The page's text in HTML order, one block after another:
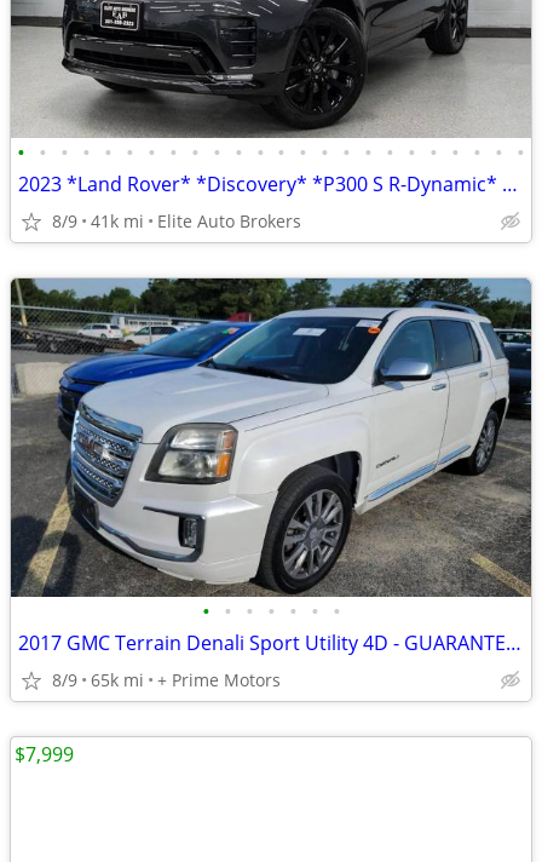
• • • • • • • • • • • • • • • • • • • • • • • •
2023 *Land Rover* *Discovery* *P300 S R-Dynamic* Car
8/9 41k mi Elite Auto Brokers
• • • • • • •
2017 GMC Terrain Denali Sport Utility 4D - GUARANTEED APPROVAL FOR EVERYONE!!!
8/9 65k mi + Prime Motors
$7,999